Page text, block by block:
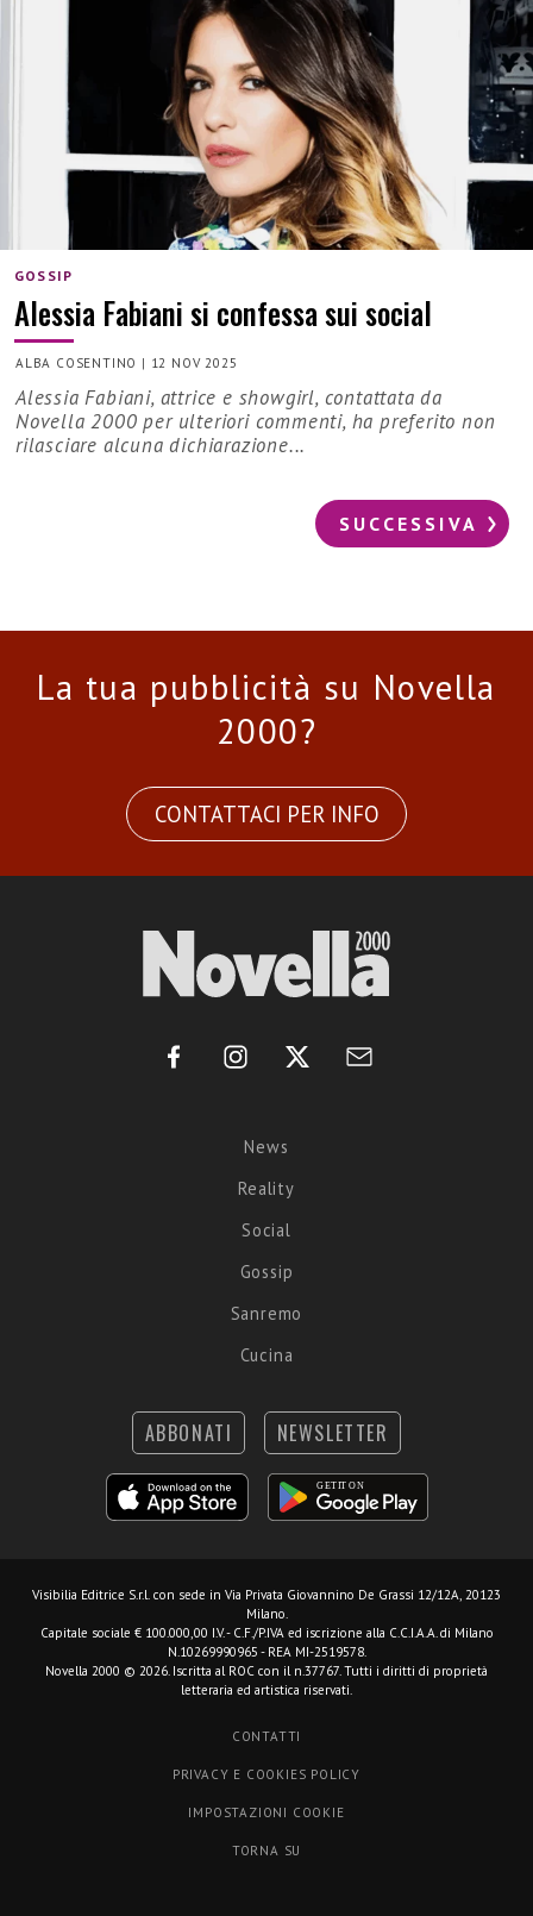
GOSSIP
Alessia Fabiani si confessa sui social
ALBA COSENTINO | 12 NOV 2025
Alessia Fabiani, attrice e showgirl, contattata da
Novella 2000 per ulteriori commenti, ha preferito non
rilasciare alcuna dichiarazione...
SUCCESSIVA
La tua pubblicità su Novella
2000?
CONTATTACI PER INFO
News
Reality
Social
Gossip
Sanremo
Cucina
ABBONATI NEWSLETTER
Visibilia Editrice S.r.l. con sede in Via Privata Giovannino De Grassi 12/12A, 20123
Milano.
Capitale sociale € 100.000,00 I.V. - C.F./P.IVA ed iscrizione alla C.C.I.A.A. di Milano
N.10269990965 - REA MI-2519578.
Novella 2000 © 2026. Iscritta al ROC con il n.37767. Tutti i diritti di proprietà
letteraria ed artistica riservati.
CONTATTI
PRIVACY E COOKIES POLICY
IMPOSTAZIONI COOKIE
TORNA SU